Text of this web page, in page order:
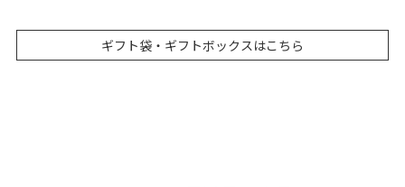
ギフト袋・ギフトボックスはこちら